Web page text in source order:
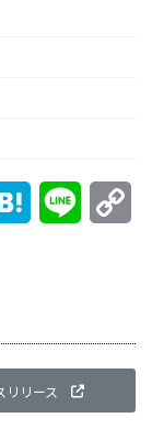
Hatena Line
リリース